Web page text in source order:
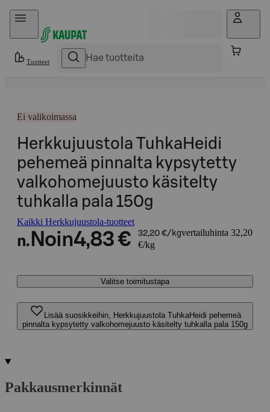
Hyppää sisältöön
Tuotteet
Ei valikoimassa
Herkkujuustola TuhkaHeidi
pehemeä pinnalta kypsytetty
valkohomejuusto käsitelty
tuhkalla pala 150g
Kaikki Herkkujuustola-tuotteet
n. Noin4,83 € 32,20 €/kgvertailuhinta 32,20
€/kg
Valitse toimitustapa
Lisää suosikkeihin, Herkkujuustola TuhkaHeidi pehemeä
pinnalta kypsytetty valkohomejuusto käsitelty tuhkalla pala 150g
Pakkausmerkinnät